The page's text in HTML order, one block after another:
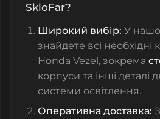
SkloFar?
Широкий вибір: У
знайдете всі
Honda Vezel, зокрема
корпуси та інші деталі
системи освітлення.
Оперативна доставка: